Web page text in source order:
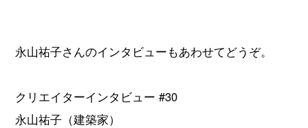
永山祐子さんのインタビューもあわせてどうぞ。
クリエイターインタビュー #30
永山祐子（建築家）